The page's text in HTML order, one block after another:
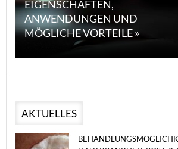
EIGENSCHAFTEN,
ANWENDUNGEN UND
MÖGLICHE VORTEILE »
AKTUELLES